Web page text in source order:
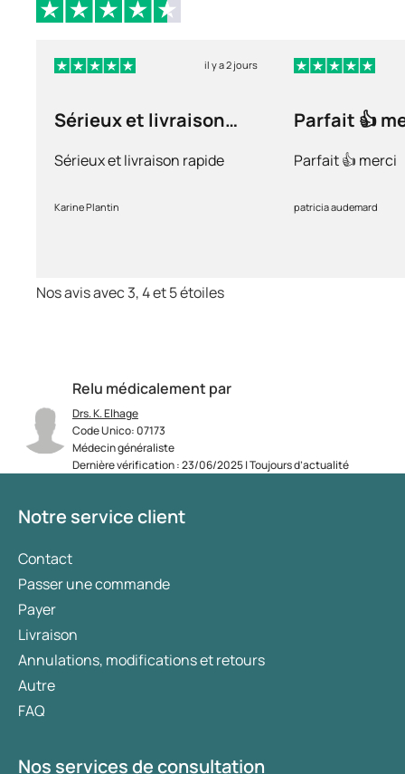
Relu médicalement par
Drs. K. Elhage
Code Unico: 07173
Médecin généraliste
Dernière vérification : 23/06/2025 | Toujours d’actualité
il y a 2 jours
Sérieux et livraison
Sérieux et livraison rapide
Karine Plantin
Parfait 👍
Parfait 👍 merci
patricia audemard
Nos avis avec 3, 4 et 5 étoiles
Notre service client
Contact
Passer une commande
Payer
Livraison
Annulations, modifications et retours
Autre
FAQ
Nos services de consultation